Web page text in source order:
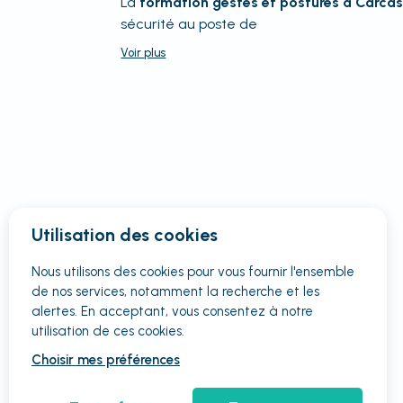
sécurité au poste de
Voirplus
Utilisation des cookies
Nous utilisons des cookies pour vous fournir l'ensemble
de nos services, notamment la recherche et les
alertes. En acceptant, vous consentez à notre
utilisation de ces cookies.
Choisir mes préférences